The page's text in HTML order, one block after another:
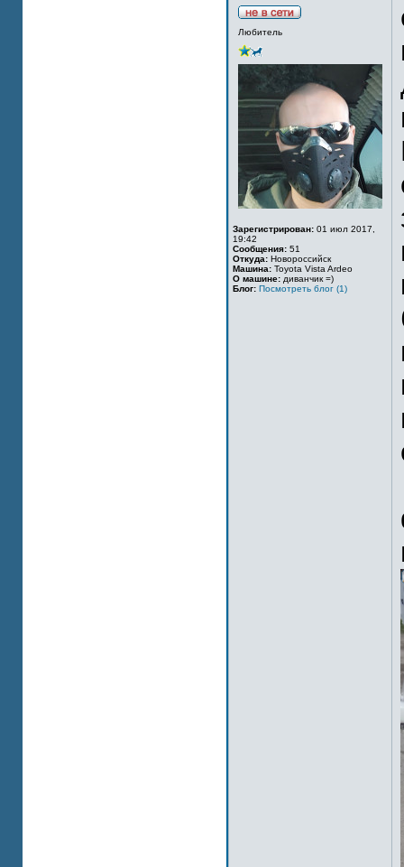
Любитель
Зарегистрирован: 01 июл 2017,
19:42
Сообщения: 51
Откуда: Новороссийск
Машина: Toyota Vista Ardeo
О машине: диванчик =)
Блог: Посмотреть блог (1)